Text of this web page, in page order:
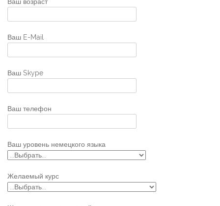
Ваш возраст
Ваш E-Mail
Ваш Skype
Ваш телефон
Ваш уровень немецкого языка
Желаемый курс